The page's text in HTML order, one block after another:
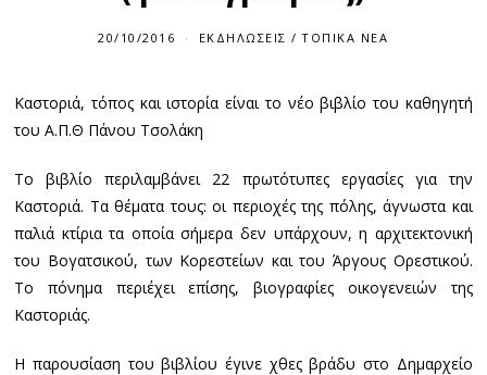
20/10/2016 ΕΚΔΗΛΏΣΕΙΣ / ΤΟΠΙΚΆ ΝΈΑ
Καστοριά, τόπος και ιστορία είναι το νέο βιβλίο του καθηγητή
του Α.Π.Θ Πάνου Τσολάκη
Το βιβλίο περιλαμβάνει 22 πρωτότυπες εργασίες για την
Καστοριά. Τα θέματα τους: οι περιοχές της πόλης, άγνωστα και
παλιά κτίρια τα οποία σήμερα δεν υπάρχουν, η αρχιτεκτονική
του Βογατσικού, των Κορεστείων και του Άργους Ορεστικού.
Το πόνημα περιέχει επίσης, βιογραφίες οικογενειών της
Καστοριάς.
Η παρουσίαση του βιβλίου έγινε χθες βράδυ στο Δημαρχείο